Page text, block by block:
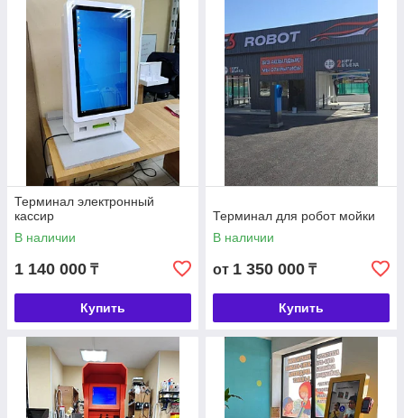
Терминал электронный
кассир
В наличии
1 140 000 ₸
Купить
Терминал для робот мойки
В наличии
от 1 350 000 ₸
Купить